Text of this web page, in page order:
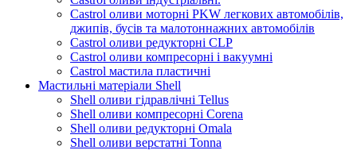
Castrol оливи моторні PKW легкових автомобілів,
джипів, бусів та малотоннажних автомобілів
Castrol оливи редукторні CLP
Castrol оливи компресорні і вакуумні
Castrol мастила пластичні
Мастильні матеріали Shell
Shell оливи гідравлічні Tellus
Shell оливи компресорні Corena
Shell оливи редукторні Omala
Shell оливи верстатні Tonna